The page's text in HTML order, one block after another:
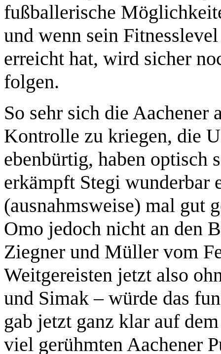
fußballerische
und wenn sein
erreicht hat, wird sicher
folgen.
So sehr sich die Aachener
Kontrolle zu kriegen, die
ebenbürtig, haben optisch
erkämpft Stegi wunderbar
(ausnahmsweise) mal gut
Omo jedoch nicht an den
Ziegner und Müller vom
Weitgereisten jetzt also
und Simak – würde das
gab jetzt ganz klar auf
viel gerühmten Aachener